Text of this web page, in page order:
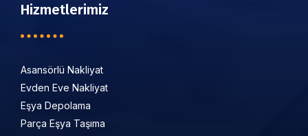
Hizmetlerimiz
Asansörlü Nakliyat
Evden Eve Nakliyat
Eşya Depolama
Parça Eşya Taşıma